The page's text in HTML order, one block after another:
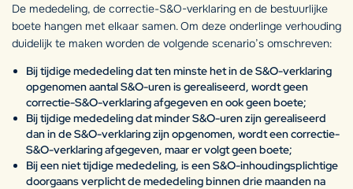
De mededeling, de correctie-S&O-verklaring en de bestuurlijke
boete hangen met elkaar samen. Om deze onderlinge verhouding
duidelijk te maken worden de volgende scenario’s omschreven:
Bij tijdige mededeling dat ten minste het in de S&O-verklaring
opgenomen aantal S&O-uren is gerealiseerd, wordt geen
correctie-S&O-verklaring afgegeven en ook geen boete;
Bij tijdige mededeling dat minder S&O-uren zijn gerealiseerd
dan in de S&O-verklaring zijn opgenomen, wordt een correctie-
S&O-verklaring afgegeven, maar er volgt geen boete;
Bij een niet tijdige mededeling, is een S&O-inhoudingsplichtige
doorgaans verplicht de mededeling binnen drie maanden na